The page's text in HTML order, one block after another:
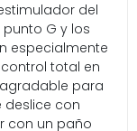
del
G y los
especialmente
total en
para
deslice con
con un paño